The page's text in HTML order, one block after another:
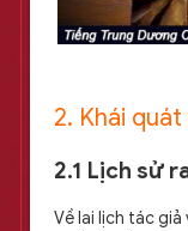
2. Khái
2.1 Lịch sử
Về lai lịch tác